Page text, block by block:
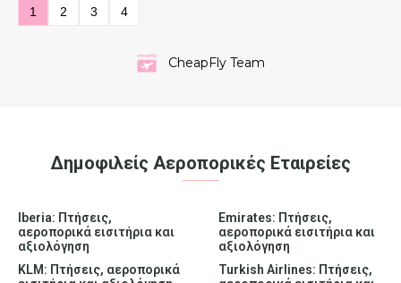
1 2 3 4
CheapFly Team
Δημοφιλείς Αεροπορικές Εταιρείες
Iberia: Πτήσεις,
αεροπορικά εισιτήρια και
αξιολόγηση
Emirates: Πτήσεις,
αεροπορικά εισιτήρια και
αξιολόγηση
KLM: Πτήσεις, αεροπορικά
Turkish Airlines: Πτήσεις,